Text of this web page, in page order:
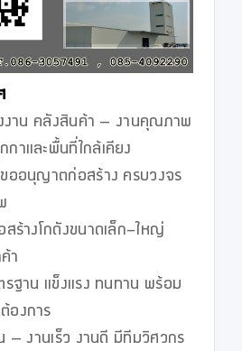
งาน คลังสินค้า – งานคุณภาพ
กาและพื้นที่ใกล้เคียง
ออนุญาตก่อสร้าง ครบวงจร
สร้างโกดังขนาดเล็ก-ใหญ่
า
รฐาน แข็งแรง ทนทาน พร้อม
องการ
– งานเร็ว งานดี มีทีมวิศวกร